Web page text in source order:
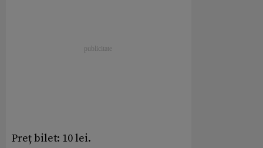
Preț bilet: 10 lei.